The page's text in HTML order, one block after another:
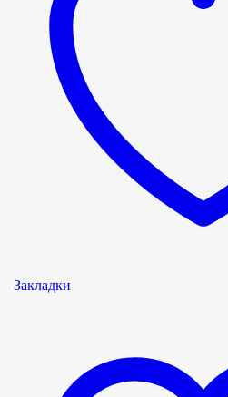
Закладки